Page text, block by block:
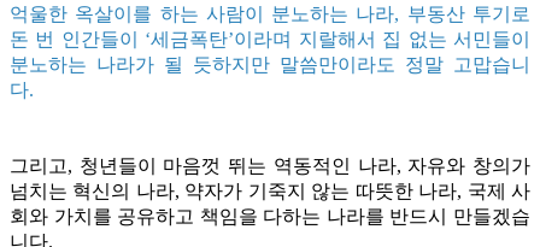
억울한 옥살이를 하는 사람이 분노하는 나라, 부동산 투기로
돈 번 인간들이 ‘세금폭탄’이라며 지랄해서 집 없는 서민들이
분노하는 나라가 될 듯하지만 말씀만이라도 정말 고맙습니
다.
그리고, 청년들이 마음껏 뛰는 역동적인 나라, 자유와 창의가
넘치는 혁신의 나라, 약자가 기죽지 않는 따뜻한 나라, 국제 사
회와 가치를 공유하고 책임을 다하는 나라를 반드시 만들겠습
니다.